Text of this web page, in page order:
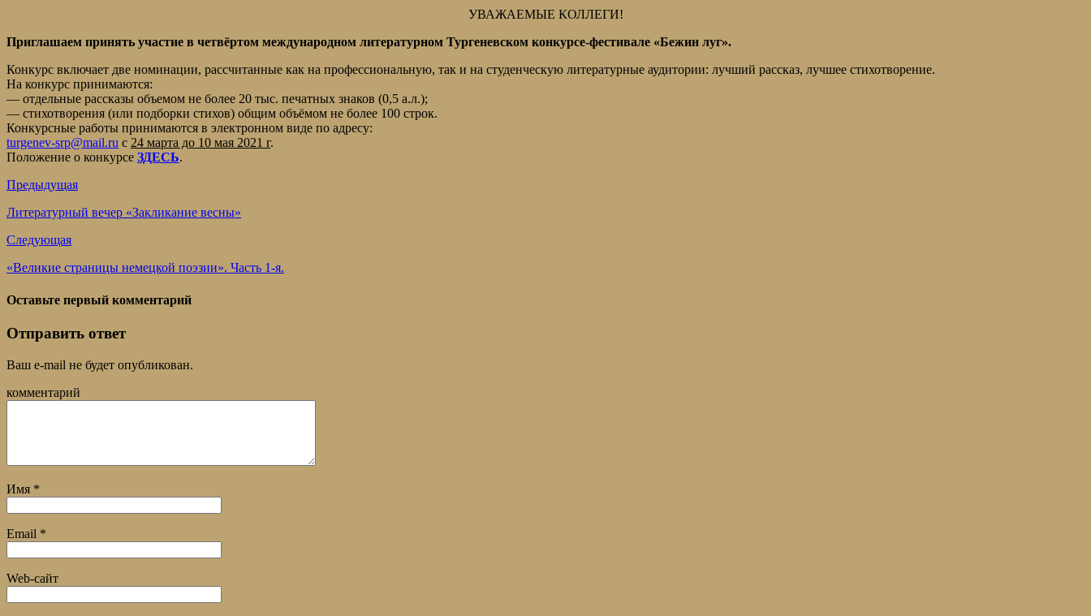
УВАЖАЕМЫЕ КОЛЛЕГИ!
Приглашаем принять участие в четвёртом международном литературном Тургеневском конкурсе-фестивале «Бежин луг».
Конкурс включает две номинации, рассчитанные как на профессиональную, так и на студенческую литературные аудитории: лучший рассказ, лучшее стихотворение.
На конкурс принимаются:
— отдельные рассказы объемом не более 20 тыс. печатных знаков (0,5 а.л.);
— стихотворения (или подборки стихов) общим объёмом не более 100 строк.
Конкурсные работы принимаются в электронном виде по адресу:
turgenev-srp@mail.ru с 24 марта до 10 мая 2021 г.
Положение о конкурсе ЗДЕСЬ.
Предыдущая
Литературный вечер «Закликание весны»
Следующая
«Великие страницы немецкой поэзии». Часть 1-я.
Оставьте первый комментарий
Отправить ответ
Ваш e-mail не будет опубликован.
комментарий
Имя *
Email *
Web-сайт